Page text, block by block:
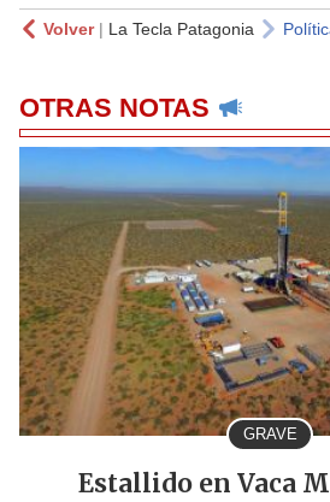
Volver| La Tecla Patagonia
OTRAS NOTAS
GRAVE
Estallido en Vaca